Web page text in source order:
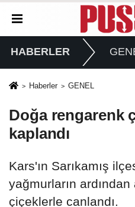
HABERLER
Haberler GENEL
Doğa rengarenk
kaplandı
Kars'ın Sarıkamış
yağmurların
çiçeklerle canlandı.